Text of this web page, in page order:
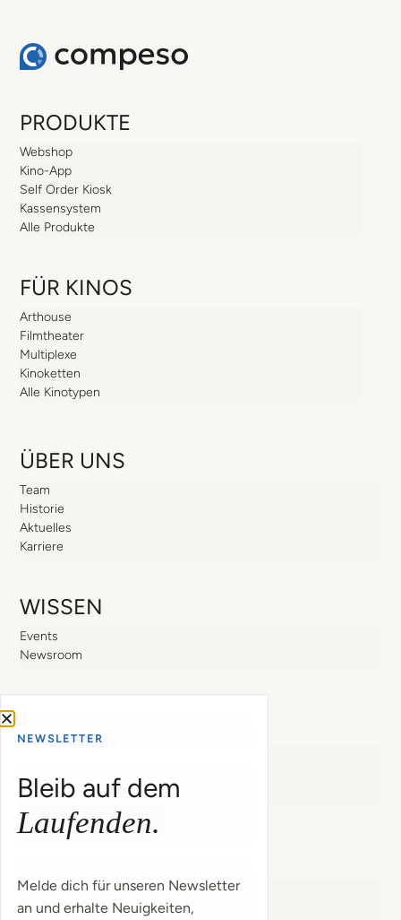
PRODUKTE
Webshop
Kino-App
Self Order Kiosk
Kassensystem
Alle Produkte
FÜR KINOS
Arthouse
Filmtheater
Multiplexe
Kinoketten
Alle Kinotypen
ÜBER UNS
Team
Historie
Aktuelles
Karriere
WISSEN
Events
Newsroom
Passwort zurücksetzen
Impressum
Kontakt
NEWSLETTER
Bleib auf dem
Laufenden.
Melde dich für unseren Newsletter
an und erhalte Neuigkeiten,